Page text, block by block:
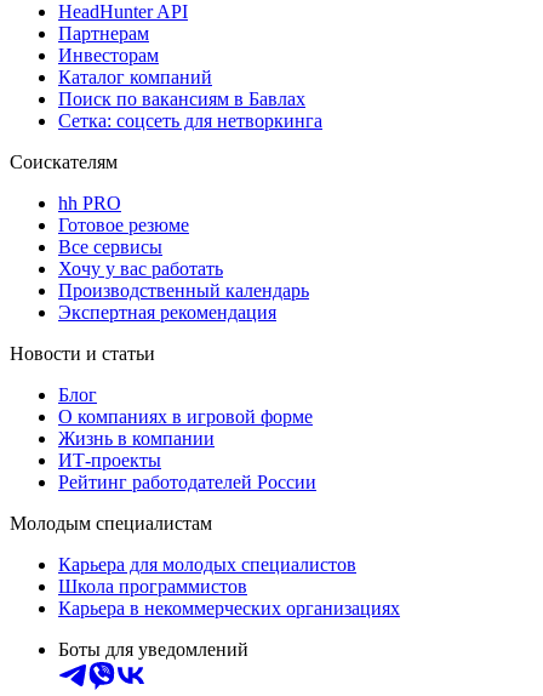
HeadHunter API
Партнерам
Инвесторам
Каталог компаний
Поиск по вакансиям в Бавлах
Сетка: соцсеть для нетворкинга
Соискателям
hh PRO
Готовое резюме
Все сервисы
Хочу у вас работать
Производственный календарь
Экспертная рекомендация
Новости и статьи
Блог
О компаниях в игровой форме
Жизнь в компании
ИТ-проекты
Рейтинг работодателей России
Молодым специалистам
Карьера для молодых специалистов
Школа программистов
Карьера в некоммерческих организациях
Боты для уведомлений